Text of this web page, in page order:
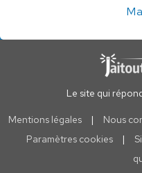
Le site qui
Mentions légales | Nous
Paramètres cookies
|